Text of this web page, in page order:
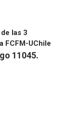
las 3
FCFM-UChile
11045.